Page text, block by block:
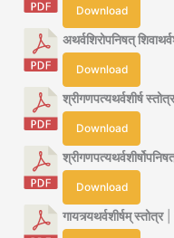
Download
अथर्वशिरोपनिषत्
Download
श्रीगणपत्यथर्वशीर्ष
Download
Download
गायत्र्यथर्वशीर्षम् स्तोत्र|